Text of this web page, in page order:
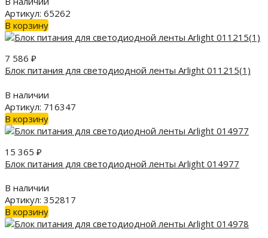
Артикул: 65262
В корзину
7 586 ₽
Блок питания для светодиодной ленты Arlight 011215(1)
В наличии
Артикул: 716347
В корзину
15 365 ₽
Блок питания для светодиодной ленты Arlight 014977
В наличии
Артикул: 352817
В корзину